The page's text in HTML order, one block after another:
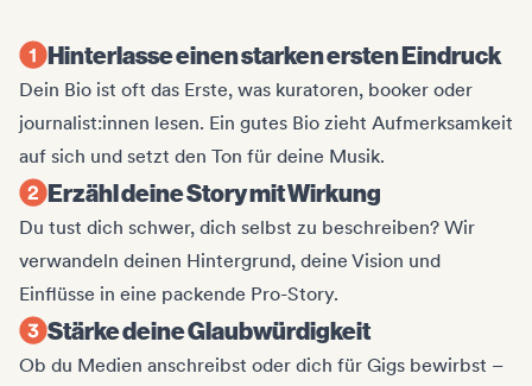
Hinterlasse einen starken ersten Eindruck
Dein Bio ist oft das Erste, was kuratoren, booker oder
journalist:innen lesen. Ein gutes Bio zieht Aufmerksamkeit
auf sich und setzt den Ton für deine Musik.
Erzähl deine Story mit Wirkung
Du tust dich schwer, dich selbst zu beschreiben? Wir
verwandeln deinen Hintergrund, deine Vision und
Einflüsse in eine packende Pro-Story.
Stärke deine Glaubwürdigkeit
Ob du Medien anschreibst oder dich für Gigs bewirbst –